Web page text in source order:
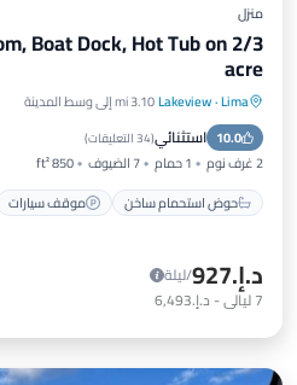
منزل
Boat Dock, Hot Tub on 2/3
acre
Lima
·
Lakeview3.10 mi إلى وسط المدينة
10.0 استثنائي(34 التعليقات )
2 غرف نوم 1 حمام 7 الضيوف
850 ft²
حوض استحمام ساخن
موقف سيارات
حوض استحمام ساخن
شرفة / تراس
د.إ.‏927
/ليلة
7ليالي- د.إ.‏6,493